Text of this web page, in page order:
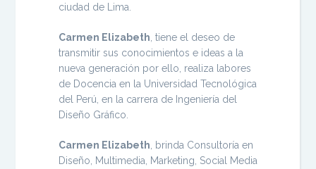
ciudad de Lima.
Carmen Elizabeth , tiene el deseo de
transmitir sus conocimientos e ideas a la
nueva generación por ello, realiza labores
de Docencia en la Universidad Tecnológica
del Perú, en la carrera de Ingeniería del
Diseño Gráfico.
Carmen Elizabeth , brinda Consultoría en
Diseño, Multimedia, Marketing, Social Media